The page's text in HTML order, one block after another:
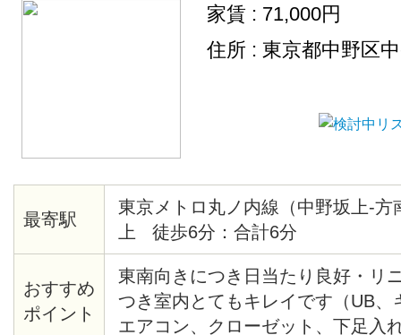
家賃 : 71,000円
住所 : 東京都中野区
最寄駅
東京メトロ丸ノ内線（中野坂上-方
上 徒歩6分：合計6分
おすすめ
ポイント
東南向きにつき日当たり良好・リ
つき室内とてもキレイです（UB、
エアコン、クローゼット、下足入